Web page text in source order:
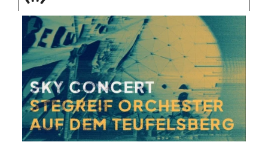
TAGE
STIPP